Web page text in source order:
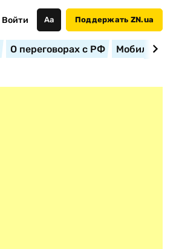
Войти Аа Поддержать ZN.ua
О переговорах с РФ